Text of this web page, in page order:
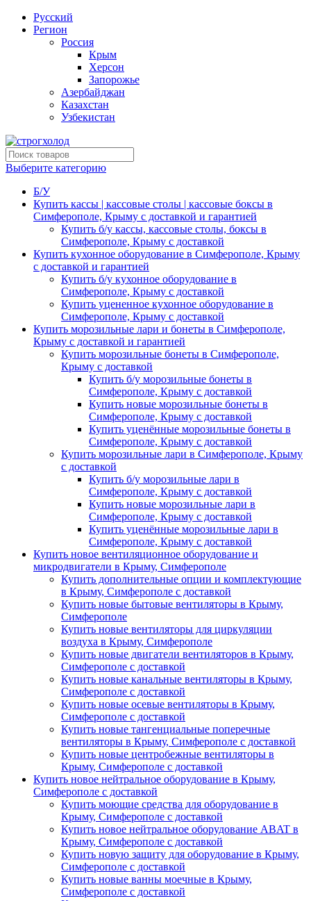
Русский
Регион
Россия
Крым
Херсон
Запорожье
Азербайджан
Казахстан
Узбекистан
Выберите категорию
Б/У
Купить кассы | кассовые столы | кассовые боксы в
Симферополе, Крыму с доставкой и гарантией
Купить б/у кассы, кассовые столы, боксы в
Симферополе, Крыму с доставкой
Купить кухонное оборудование в Симферополе, Крыму
с доставкой и гарантией
Купить б/у кухонное оборудование в
Симферополе, Крыму с доставкой
Купить уцененное кухонное оборудование в
Симферополе, Крыму с доставкой
Купить морозильные лари и бонеты в Симферополе,
Крыму с доставкой и гарантией
Купить морозильные бонеты в Симферополе,
Крыму с доставкой
Купить б/у морозильные бонеты в
Симферополе, Крыму с доставкой
Купить новые морозильные бонеты в
Симферополе, Крыму с доставкой
Купить уценённые морозильные бонеты в
Симферополе, Крыму с доставкой
Купить морозильные лари в Симферополе, Крыму
с доставкой
Купить б/у морозильные лари в
Симферополе, Крыму с доставкой
Купить новые морозильные лари в
Симферополе, Крыму с доставкой
Купить уценённые морозильные лари в
Симферополе, Крыму с доставкой
Купить новое вентиляционное оборудование и
микродвигатели в Крыму, Симферополе
Купить дополнительные опции и комплектующие
в Крыму, Симферополе с доставкой
Купить новые бытовые вентиляторы в Крыму,
Симферополе
Купить новые вентиляторы для циркуляции
воздуха в Крыму, Симферополе
Купить новые двигатели вентиляторов в Крыму,
Симферополе с доставкой
Купить новые канальные вентиляторы в Крыму,
Симферополе с доставкой
Купить новые осевые вентиляторы в Крыму,
Симферополе с доставкой
Купить новые тангенциальные поперечные
вентиляторы в Крыму, Симферополе с доставкой
Купить новые центробежные вентиляторы в
Крыму, Симферополе с доставкой
Купить новое нейтральное оборудование в Крыму,
Симферополе с доставкой
Купить моющие средства для оборудование в
Крыму, Симферополе с доставкой
Купить новое нейтральное оборудование ABAT в
Крыму, Симферополе с доставкой
Купить новую защиту для оборудование в Крыму,
Симферополе с доставкой
Купить новые ванны моечные в Крыму,
Симферополе с доставкой